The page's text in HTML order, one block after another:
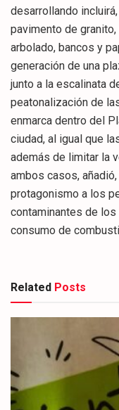
desarrollando
pavimento de
arbolado, bancos y
generación de una
junto a la escalinata
peatonalización de
enmarca dentro del
ciudad, al igual que
además de limitar la
ambos casos,
protagonismo a los
contaminantes de
consumo de
Related Posts